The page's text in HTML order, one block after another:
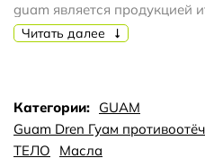
guam является продукцией
и применяется для
«Контролируемой
репутацией производителя,
двадцатилетний период
Читать далее
Категории: GUAM
Guam Dren Гуам
ТЕЛО
Масла